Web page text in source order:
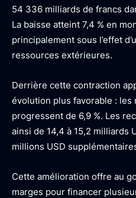
54 336 milliards de francs
La baisse atteint 7,4 % en
principalement sous l’effet
ressources extérieures.
Derrière cette contraction
évolution plus favorable : les
progressent de 6,9 %. Les
ainsi de 14,4 à 15,2 milliards
millions USD
Cette amélioration offre au
marges pour financer